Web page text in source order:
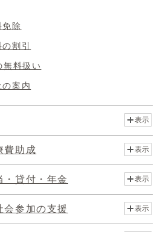
除
割引
無料扱い
案内
表示
費助成 表示
・貸付・年金 表示
会参加の支援 表示